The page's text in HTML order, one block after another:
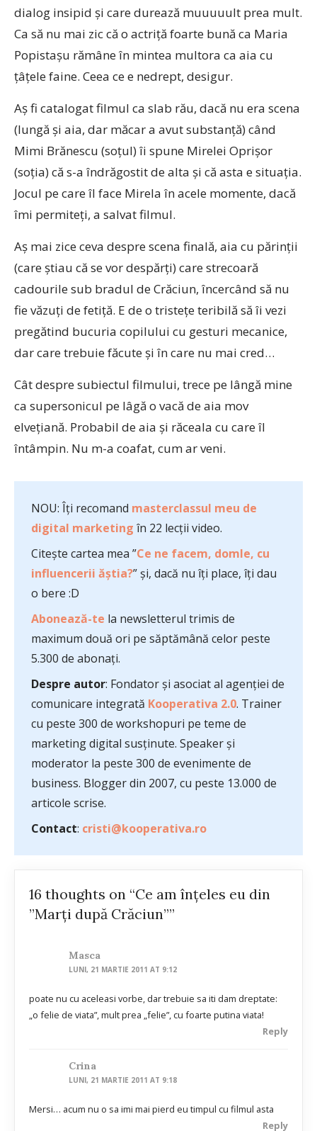
dialog insipid și care durează muuuuult prea mult.
Ca să nu mai zic că o actriță foarte bună ca Maria
Popistașu rămâne în mintea multora ca aia cu
țâțele faine. Ceea ce e nedrept, desigur.
Aș fi catalogat filmul ca slab rău, dacă nu era scena
(lungă și aia, dar măcar a avut substanță) când
Mimi Brănescu (soțul) îi spune Mirelei Oprișor
(soția) că s-a îndrăgostit de alta și că asta e situația.
Jocul pe care îl face Mirela în acele momente, dacă
îmi permiteți, a salvat filmul.
Aș mai zice ceva despre scena finală, aia cu părinții
(care știau că se vor despărți) care strecoară
cadourile sub bradul de Crăciun, încercând să nu
fie văzuți de fetiță. E de o tristețe teribilă să îi vezi
pregătind bucuria copilului cu gesturi mecanice,
dar care trebuie făcute și în care nu mai cred…
Cât despre subiectul filmului, trece pe lângă mine
ca supersonicul pe lâgă o vacă de aia mov
elvețiană. Probabil de aia și răceala cu care îl
întâmpin. Nu m-a coafat, cum ar veni.
NOU: Îți recomand masterclassul meu de
digital marketing în 22 lecții video.
Citește cartea mea ”Ce ne facem, domle, cu
influencerii ăștia?” și, dacă nu îți place, îți dau
o bere :D
Abonează-te la newsletterul trimis de
maximum două ori pe săptămână celor peste
5.300 de abonați.
Despre autor: Fondator și asociat al agenției de
comunicare integrată Kooperativa 2.0. Trainer
cu peste 300 de workshopuri pe teme de
marketing digital susținute. Speaker și
moderator la peste 300 de evenimente de
business. Blogger din 2007, cu peste 13.000 de
articole scrise.
Contact: cristi@kooperativa.ro
16 thoughts on “Ce am înțeles eu din
”Marți după Crăciun””
Masca
LUNI, 21 MARTIE 2011 AT 9:12
poate nu cu aceleasi vorbe, dar trebuie sa iti dam dreptate:
„o felie de viata”, mult prea „felie”, cu foarte putina viata!
Reply
Crina
LUNI, 21 MARTIE 2011 AT 9:18
Mersi… acum nu o sa imi mai pierd eu timpul cu filmul asta
Reply